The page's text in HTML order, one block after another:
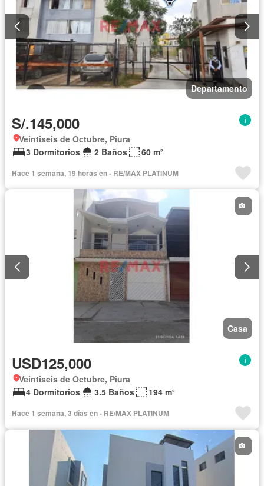
Departamento
S/.145,000
Veintiseis de Octubre, Piura
3 Dormitorios
2 Baños 60 m²
Hace 1 semana, 19 horas en - RE/MAX PLATINUM
Casa
USD125,000
Veintiseis de Octubre, Piura
4 Dormitorios
3.5 Baños 194 m²
Hace 1 semana, 3 días en - RE/MAX PLATINUM